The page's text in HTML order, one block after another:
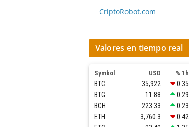
CriptoRobot.com
Valores en tiempo real
Symbol USD % 1h
BTC 35,922 0.35
BTG
11.88 0.29
BCH
223.33 0.23
ETH
3,760.3 0.42